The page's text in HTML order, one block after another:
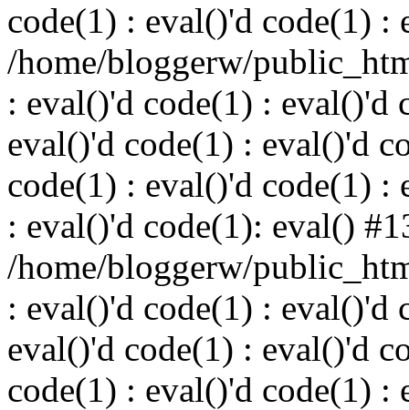
code(1) : eval()'d code(1) :
/home/bloggerw/
: eval()'d code(1) : eval()'d
eval()'d code(1) : eval()'d
code(1) : eval()'d code(1) :
: eval()'d code(1): eval()
/home/bloggerw/
: eval()'d code(1) : eval()'d
eval()'d code(1) : eval()'d
code(1) : eval()'d code(1) :